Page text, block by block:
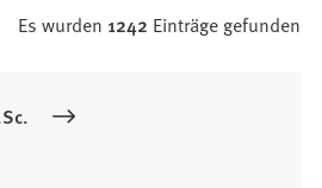
Es wurden 1242 Einträge gefunden